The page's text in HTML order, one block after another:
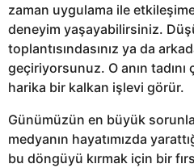
zaman uygulama ile
deneyim yaşayabilirsiniz.
toplantısındasınız ya da
geçiriyorsunuz. O anın
harika bir kalkan işlevi görür.
Günümüzün en büyük
medyanın hayatımızda
bu döngüyü kırmak için bir